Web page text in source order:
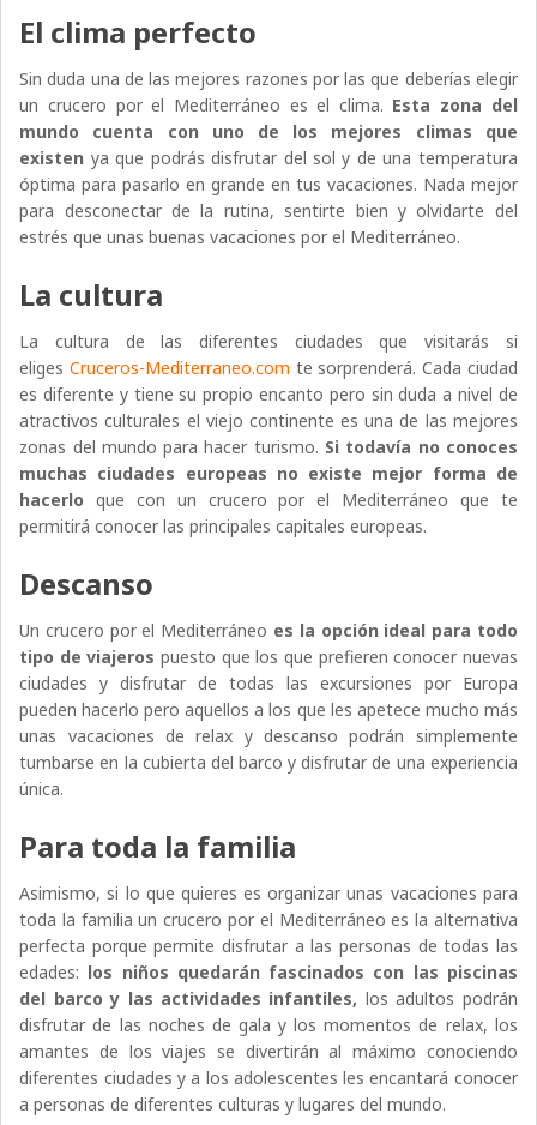
El clima perfecto
Sin duda una de las mejores razones por las que deberías elegir
un crucero por el Mediterráneo es el clima. Esta zona del
mundo cuenta con uno de los mejores climas que
existen ya que podrás disfrutar del sol y de una temperatura
óptima para pasarlo en grande en tus vacaciones. Nada mejor
para desconectar de la rutina, sentirte bien y olvidarte del
estrés que unas buenas vacaciones por el Mediterráneo.
La cultura
La cultura de las diferentes ciudades que visitarás si
eliges Cruceros-Mediterraneo.com te sorprenderá. Cada ciudad
es diferente y tiene su propio encanto pero sin duda a nivel de
atractivos culturales el viejo continente es una de las mejores
zonas del mundo para hacer turismo. Si todavía no conoces
muchas ciudades europeas no existe mejor forma de
hacerlo que con un crucero por el Mediterráneo que te
permitirá conocer las principales capitales europeas.
Descanso
Un crucero por el Mediterráneo es la opción ideal para todo
tipo de viajeros puesto que los que prefieren conocer nuevas
ciudades y disfrutar de todas las excursiones por Europa
pueden hacerlo pero aquellos a los que les apetece mucho más
unas vacaciones de relax y descanso podrán simplemente
tumbarse en la cubierta del barco y disfrutar de una experiencia
única.
Para toda la familia
Asimismo, si lo que quieres es organizar unas vacaciones para
toda la familia un crucero por el Mediterráneo es la alternativa
perfecta porque permite disfrutar a las personas de todas las
edades: los niños quedarán fascinados con las piscinas
del barco y las actividades infantiles, los adultos podrán
disfrutar de las noches de gala y los momentos de relax, los
amantes de los viajes se divertirán al máximo conociendo
diferentes ciudades y a los adolescentes les encantará conocer
a personas de diferentes culturas y lugares del mundo.